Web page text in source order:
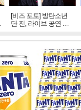
[비즈 포토] 방탄소년
단 진, 라이브 공연 중
빛나는 독보적 아우라